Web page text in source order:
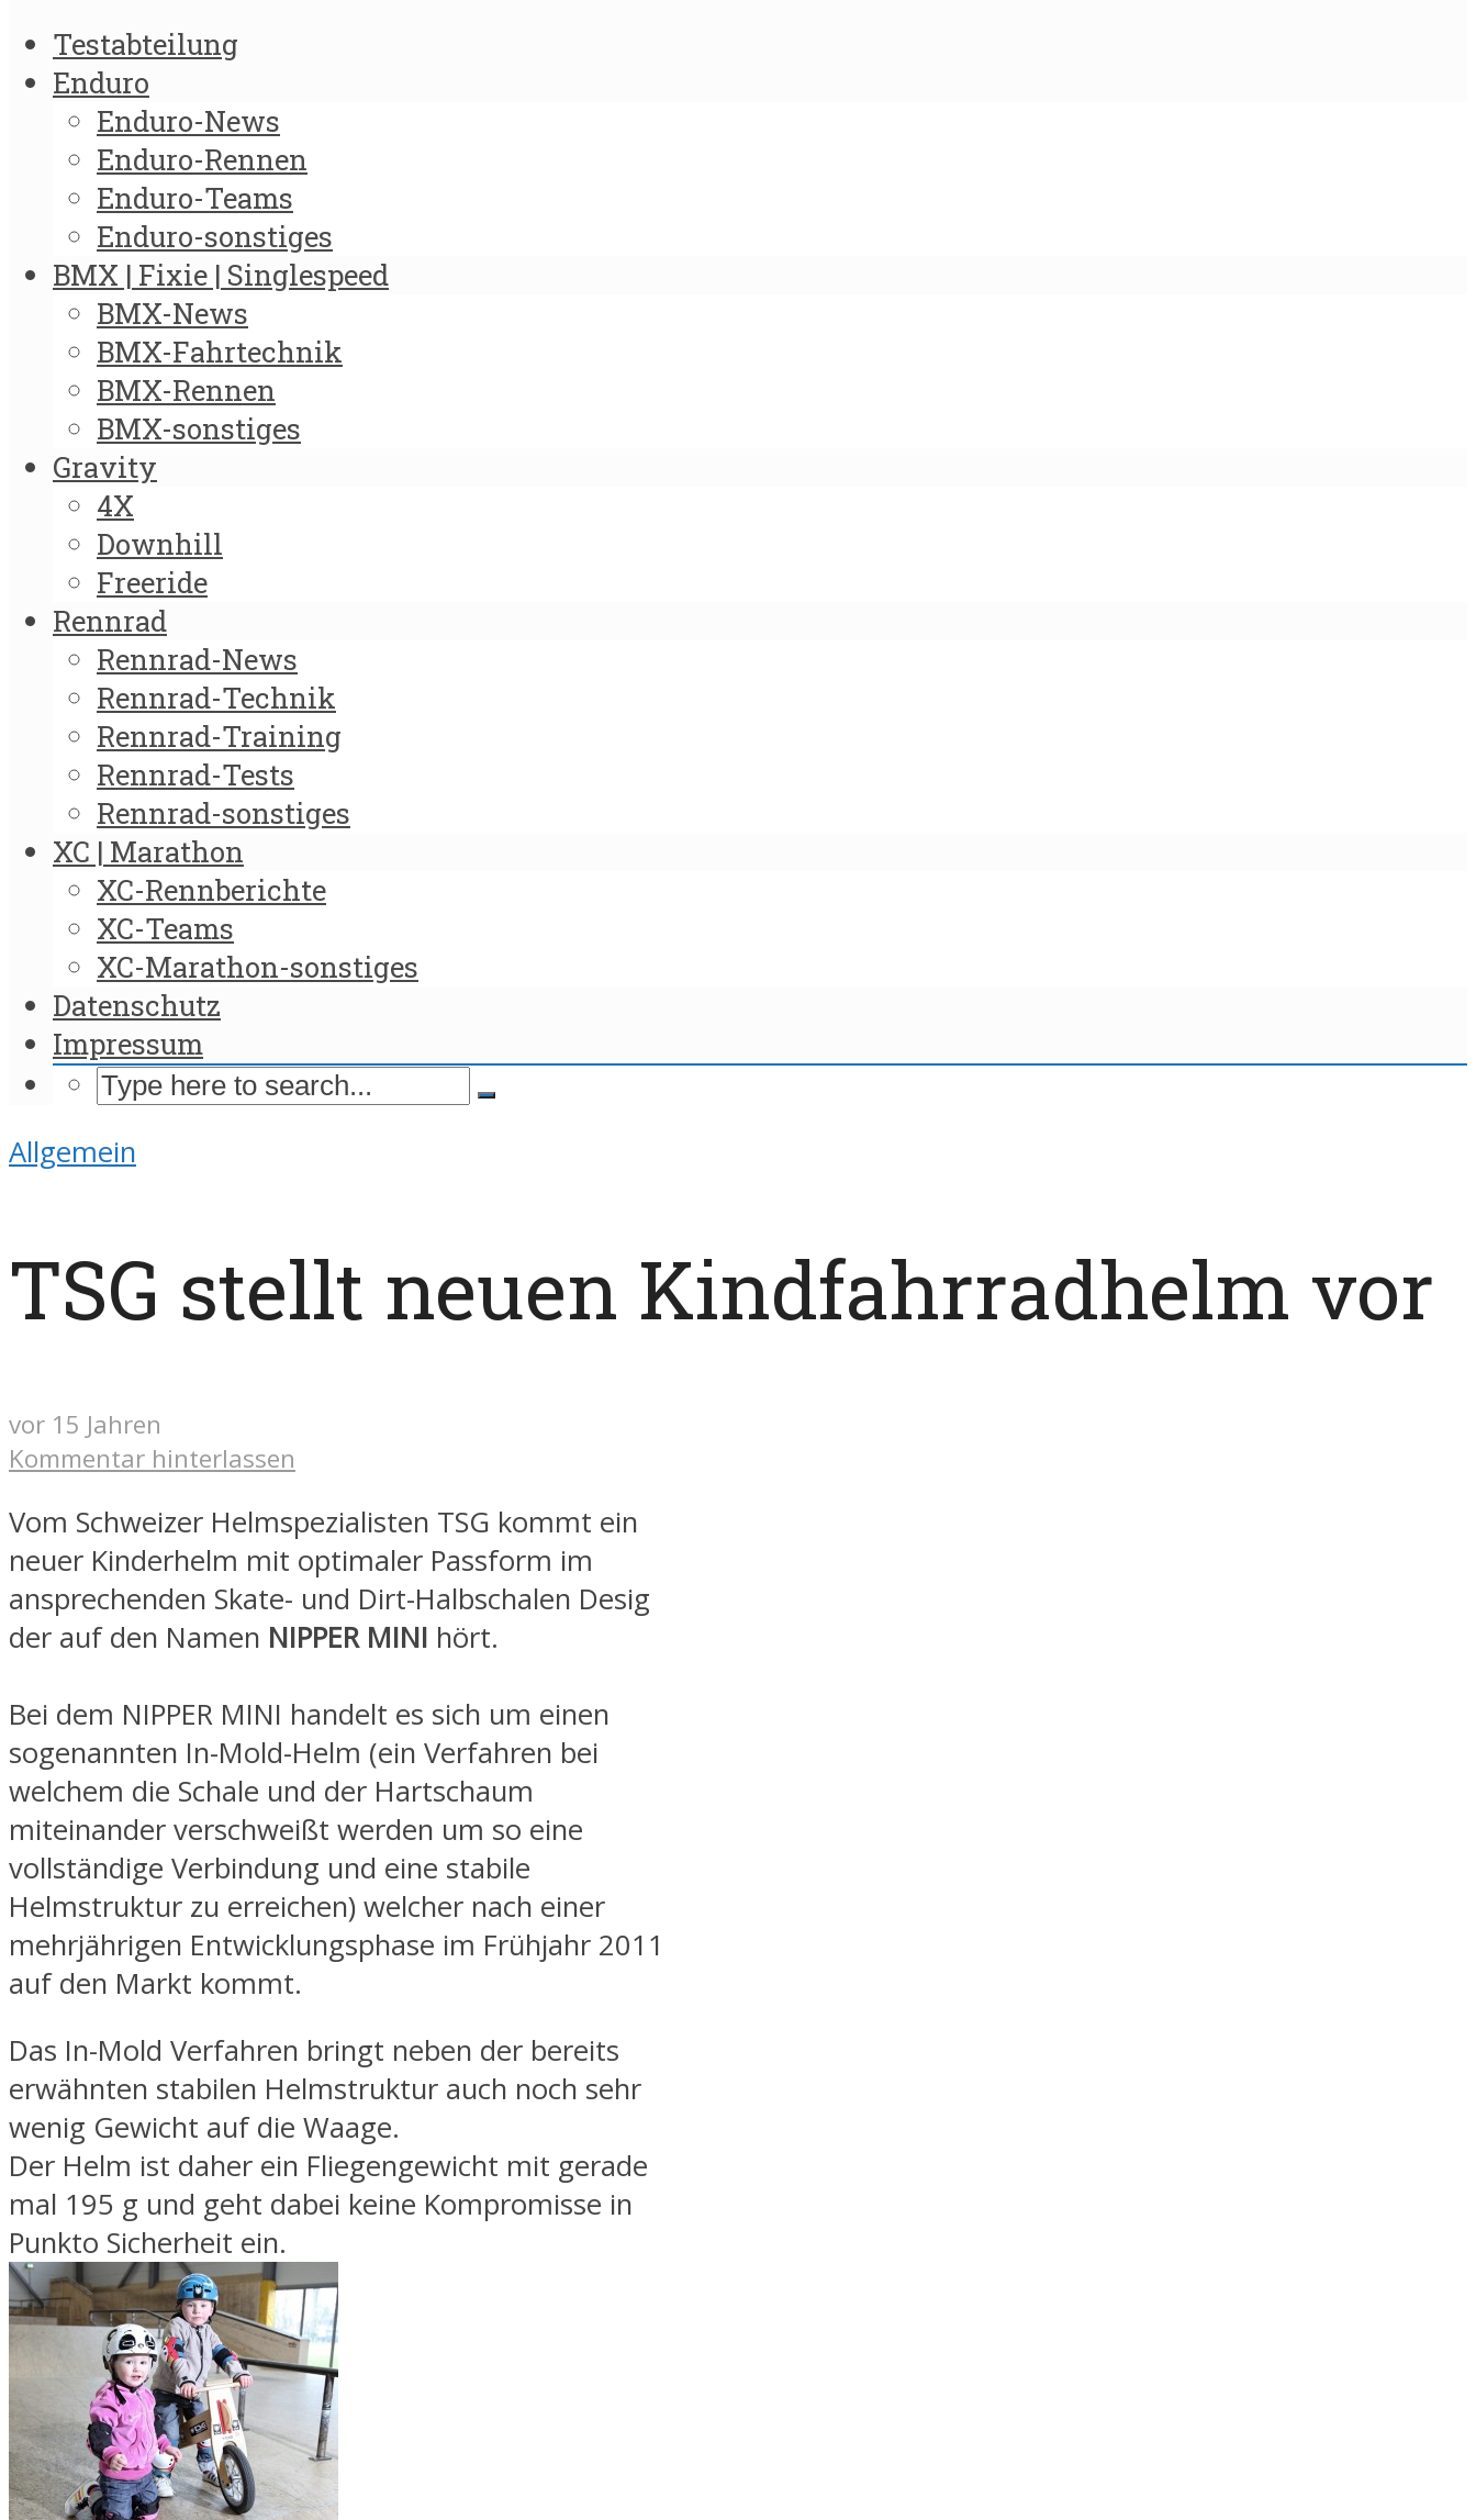
Testabteilung
Enduro
Enduro-News
Enduro-Rennen
Enduro-Teams
Enduro-sonstiges
BMX | Fixie | Singlespeed
BMX-News
BMX-Fahrtechnik
BMX-Rennen
BMX-sonstiges
Gravity
4X
Downhill
Freeride
Rennrad
Rennrad-News
Rennrad-Technik
Rennrad-Training
Rennrad-Tests
Rennrad-sonstiges
XC | Marathon
XC-Rennberichte
XC-Teams
XC-Marathon-sonstiges
Datenschutz
Impressum
Allgemein
TSG stellt neuen Kindfahrradhelm vor
vor 15 Jahren
Kommentar hinterlassen
Vom Schweizer Helmspezialisten TSG kommt ein
neuer Kinderhelm mit optimaler Passform im
ansprechenden Skate- und Dirt-Halbschalen Desig
der auf den Namen NIPPER MINI hört.
Bei dem NIPPER MINI handelt es sich um einen
sogenannten In-Mold-Helm (ein Verfahren bei
welchem die Schale und der Hartschaum
miteinander verschweißt werden um so eine
vollständige Verbindung und eine stabile
Helmstruktur zu erreichen) welcher nach einer
mehrjährigen Entwicklungsphase im Frühjahr 2011
auf den Markt kommt.
Das In-Mold Verfahren bringt neben der bereits
erwähnten stabilen Helmstruktur auch noch sehr
wenig Gewicht auf die Waage.
Der Helm ist daher ein Fliegengewicht mit gerade
mal 195 g und geht dabei keine Kompromisse in
Punkto Sicherheit ein.